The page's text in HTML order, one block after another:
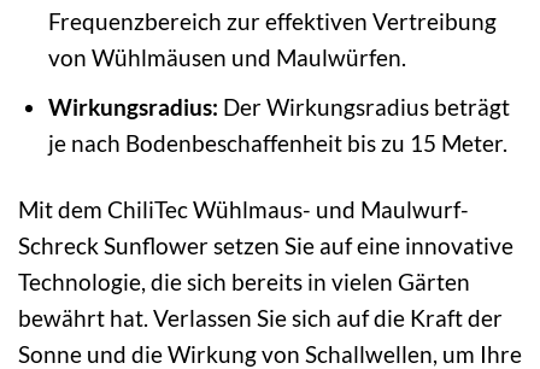
Frequenzbereich zur effektiven Vertreibung
von Wühlmäusen und Maulwürfen.
Wirkungsradius: Der Wirkungsradius beträgt
je nach Bodenbeschaffenheit bis zu 15 Meter.
Mit dem ChiliTec Wühlmaus- und Maulwurf-
Schreck Sunflower setzen Sie auf eine innovative
Technologie, die sich bereits in vielen Gärten
bewährt hat. Verlassen Sie sich auf die Kraft der
Sonne und die Wirkung von Schallwellen, um Ihre